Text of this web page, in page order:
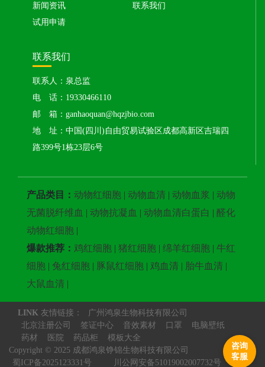
咨询
客服
新闻资讯
联系我们
试用申请
联系我们
联系人：泉总监
电 话：19330466110
邮 箱：ganhaoquan@hqzjbio.com
地 址：中国(四川)自由贸易试验区成都高新区吉瑞四
路399号1栋23层6号
产品类目： 动物红细胞 | 动物血清 | 动物血浆 | 动物
无菌脱纤维血 | 动物抗凝血 | 动物血清白蛋白 | 醛化
动物红细胞 |
爆款推荐： 鸡红细胞 | 猪红细胞 | 绵羊红细胞 | 牛红
细胞 | 兔红细胞 | 豚鼠红细胞 | 鸡血清 | 胎牛血清 |
大鼠血清 |
LINK 友情链接：
广州鸿泉生物科技有限公司
北京注册公司
签证中心 音效素材 口罩
电脑壁纸
药材
医院 药品柜
模板大全
Copyright © 2025 成都鸿泉铮锦生物科技有限公司
蜀ICP备2025123331号
川公网安备51019002007732号